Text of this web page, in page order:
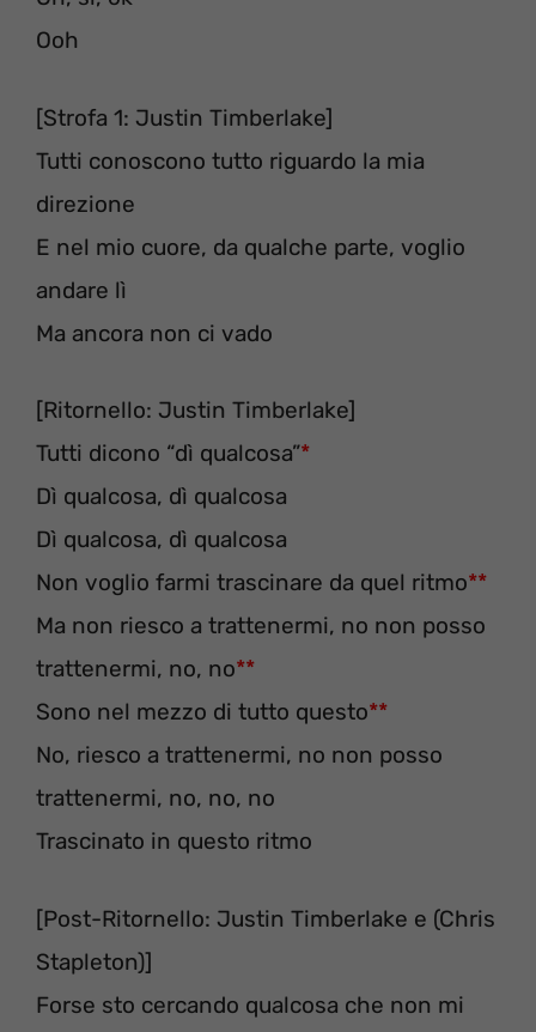
Ooh
[Strofa 1: Justin Timberlake]
Tutti conoscono tutto riguardo la mia
direzione
E nel mio cuore, da qualche parte, voglio
andare lì
Ma ancora non ci vado
[Ritornello: Justin Timberlake]
Tutti dicono “dì qualcosa”*
Dì qualcosa, dì qualcosa
Dì qualcosa, dì qualcosa
Non voglio farmi trascinare da quel ritmo**
Ma non riesco a trattenermi, no non posso
trattenermi, no, no**
Sono nel mezzo di tutto questo**
No, riesco a trattenermi, no non posso
trattenermi, no, no, no
Trascinato in questo ritmo
[Post-Ritornello: Justin Timberlake e (Chris
Stapleton)]
Forse sto cercando qualcosa che non mi